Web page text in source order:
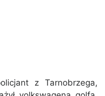
z Tarnobrzega,